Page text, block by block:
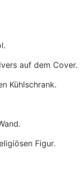
auf dem Cover.
Kühlschrank.
Figur.